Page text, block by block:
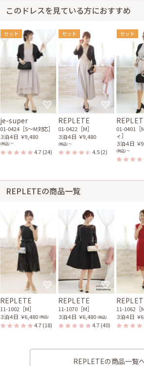
このドレスを見ている方におすすめ
セット
je-super
01-0424［S〜M対応］
３泊４日 ￥9,480
(税込) 〜
4.7(24)
セット
REPLETE
01-0422［M］
３泊４日 ￥9,480
(税込) 〜
4.5(2)
セット
01-0401［
ィ］
３泊４日 ￥
(税込) 〜
REPLETEの商品一覧
REPLETE
11-1002［M］
３泊４日 ￥6,480 (税込)
4.7(18)
REPLETE
11-1070［M］
３泊４日 ￥6,480 (税込)
4.7(40)
11-1062［M
３泊４日 ￥
REPLETEの商品一覧